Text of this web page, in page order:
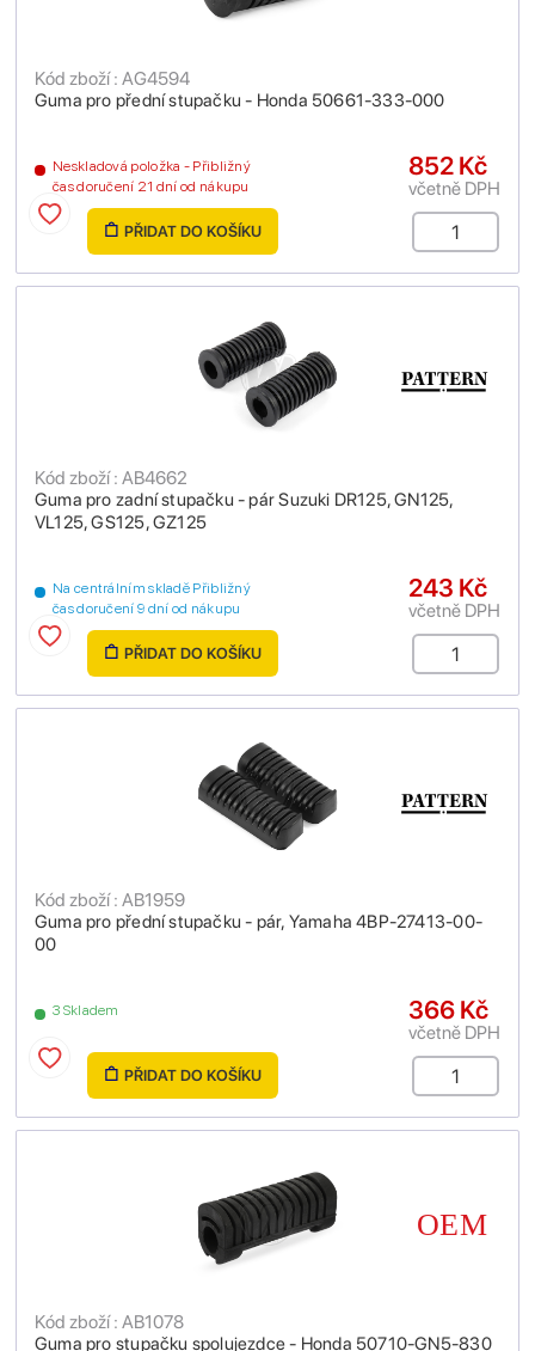
Guma pro přední stupačku - Honda 50661-333-000
Kód zboží : AG4594
Neskladová položka - Přibližný
čas doručení 21 dní od nákupu
852 Kč
včetně DPH
PŘIDAT DO KOŠÍKU
Guma pro zadní stupačku - pár Suzuki DR125, GN125,
VL125, GS125, GZ125
Kód zboží : AB4662
Na centrálním skladě Přibližný
čas doručení 9 dní od nákupu
243 Kč
včetně DPH
PŘIDAT DO KOŠÍKU
Guma pro přední stupačku - pár, Yamaha 4BP-27413-00-
00
Kód zboží : AB1959
3 Skladem 366 Kč
včetně DPH
PŘIDAT DO KOŠÍKU
Guma pro stupačku spolujezdce - Honda 50710-GN5-830
Kód zboží : AB1078